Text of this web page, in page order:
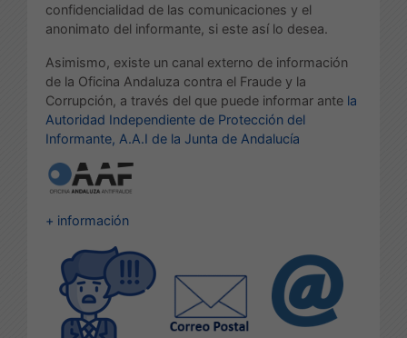
confidencialidad de las comunicaciones y el
anonimato del informante, si este así lo desea.
Asimismo, existe un canal externo de información
de la Oficina Andaluza contra el Fraude y la
Corrupción, a través del que puede informar ante la
Autoridad Independiente de Protección del
Informante, A.A.I de la Junta de Andalucía
+ información